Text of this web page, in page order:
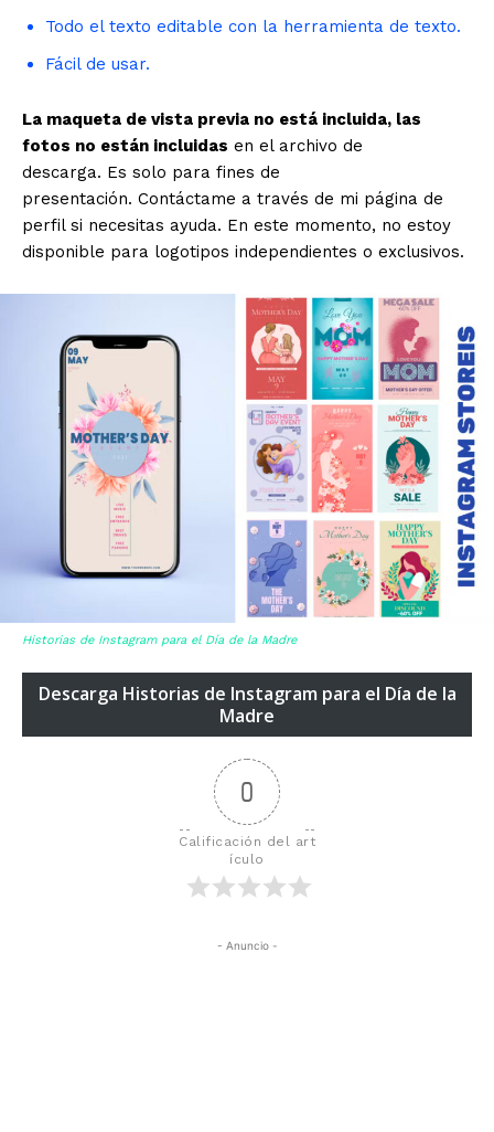
Todo el texto editable con la herramienta de texto.
Fácil de usar.
La maqueta de vista previa no está incluida, las
fotos no están incluidas en el archivo de
descarga. Es solo para fines de
presentación. Contáctame a través de mi página de
perfil si necesitas ayuda. En este momento, no estoy
disponible para logotipos independientes o exclusivos.
Historias de Instagram para el Día de la Madre
Descarga Historias de Instagram para el Día de la
Madre
0
Calificación del art
ículo
- Anuncio -